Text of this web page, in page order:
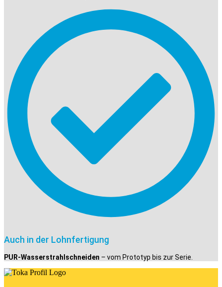
Auch in der Lohnfertigung
PUR-Wasserstrahlschneiden – vom Prototyp bis zur Serie.